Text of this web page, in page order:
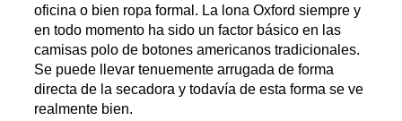
oficina o bien ropa formal. La lona Oxford siempre y
en todo momento ha sido un factor básico en las
camisas polo de botones americanos tradicionales.
Se puede llevar tenuemente arrugada de forma
directa de la secadora y todavía de esta forma se ve
realmente bien.